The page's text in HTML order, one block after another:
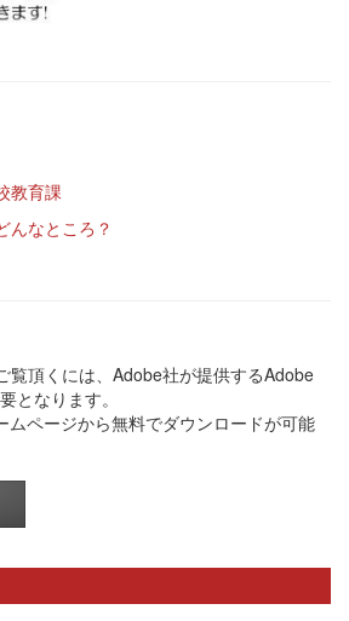
教育課
んなところ？
覧頂くには、Adobe社が提供するAdobe
となります。
ムページから無料でダウンロードが可能